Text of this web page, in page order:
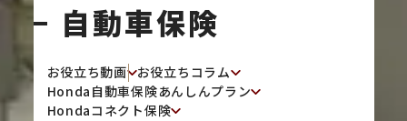
自動車保険
お役立ち動画 お役立ちコラム
Honda自動車保険あんしんプラン
Hondaコネクト保険